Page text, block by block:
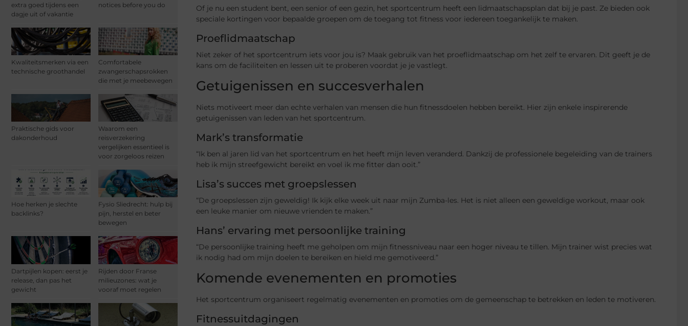
extra goed tijdens een
dagje uit of vakantie
notices before you do
Kwaliteitsmerken via een
technische groothandel
Comfortabele
zwangerschapsrokken
die met je meebewegen
Praktische gids voor
dakonderhoud
Waarom een
reisverzekering
vergelijken essentieel is
voor zorgeloos reizen
Hoe herken je slechte
backlinks?
Fysio Sliedrecht: hulp bij
pijn, herstel en beter
bewegen
Dartpijlen kopen: eerst je
release, dan pas het
gewicht
Rijden door Franse
milieuzones: wat je
vooraf moet regelen
Of je nu een student bent, een senior of een gezin, het sportcentrum heeft een lidmaatschapsplan dat bij je past. Ze bieden ook
speciale kortingen voor bepaalde groepen om de toegang tot fitness voor iedereen toegankelijk te maken.
Proeflidmaatschap
Niet zeker of het sportcentrum iets voor jou is? Maak gebruik van het proeflidmaatschap om het zelf te ervaren. Dit geeft je de
kans om de faciliteiten en lessen uit te proberen voordat je je vastlegt.
Getuigenissen en succesverhalen
Niets motiveert meer dan echte verhalen van mensen die hun fitnessdoelen hebben bereikt. Hier zijn enkele inspirerende
getuigenissen van leden van het sportcentrum.
Mark’s transformatie
“Ik ben al jaren lid van het sportcentrum en het heeft mijn leven veranderd. Dankzij de professionele begeleiding van de trainers
heb ik mijn streefgewicht bereikt en voel ik me fitter dan ooit.”
Lisa’s succes met groepslessen
“De groepslessen zijn geweldig! Ik kijk elke week uit naar mijn Zumba-les. Het is niet alleen een geweldige workout, maar ook
een leuke manier om nieuwe vrienden te maken.”
Hans’ ervaring met persoonlijke training
“De persoonlijke training heeft me geholpen om mijn fitnessniveau naar een hoger niveau te tillen. Mijn trainer wist precies wat
ik nodig had om mijn doelen te bereiken en hield me gemotiveerd.”
Komende evenementen en promoties
Het sportcentrum organiseert regelmatig evenementen en promoties om de gemeenschap te betrekken en leden te motiveren.
Fitnessuitdagingen